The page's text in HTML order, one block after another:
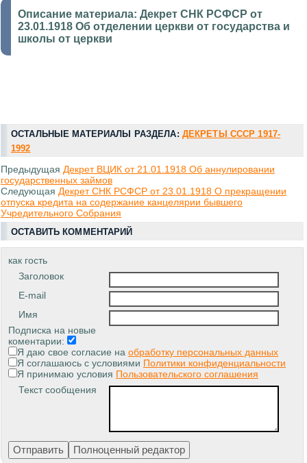
Описание материала: Декрет СНК РСФСР от
23.01.1918 Об отделении церкви от государства и
школы от церкви
ОСТАЛЬНЫЕ МАТЕРИАЛЫ РАЗДЕЛА: ДЕКРЕТЫ СССР 1917-
1992
Предыдущая Декрет ВЦИК от 21.01.1918 Об аннулировании
государственных займов
Следующая Декрет СНК РСФСР от 23.01.1918 О прекращении
отпуска кредита на содержание канцелярии бывшего
Учредительного Собрания
ОСТАВИТЬ КОММЕНТАРИЙ
как гость
Заголовок
E-mail
Имя
Подписка на новые
коментарии:
Я даю свое согласие на обработку персональных данных
Я соглашаюсь с условиями Политики конфиденциальности
Я принимаю условия Пользовательского соглашения
Текст сообщения